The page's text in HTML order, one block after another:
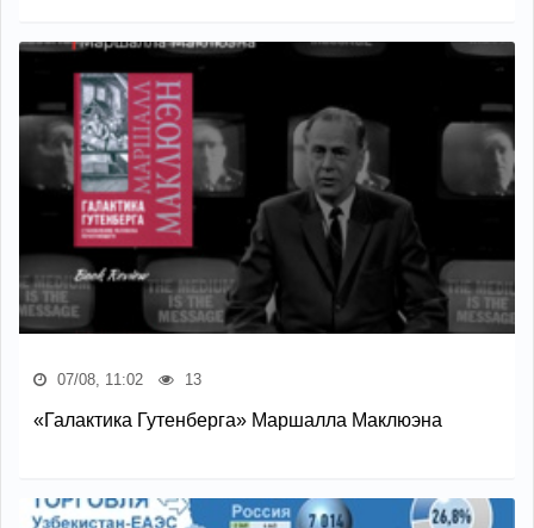
07/08, 11:02 13
«Галактика Гутенберга» Маршалла Маклюэна